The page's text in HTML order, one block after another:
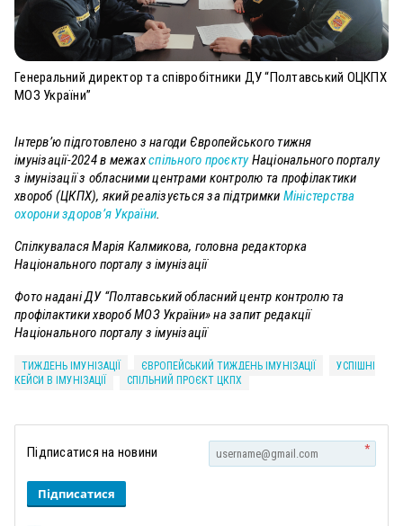
Генеральний директор та співробітники ДУ “Полтавський ОЦКПХ
МОЗ України”
Інтерв’ю підготовлено з нагоди Європейського тижня
імунізації-2024 в межахспільного проєктуНаціонального порталу
з імунізації з обласними центрами контролю та профілактики
хвороб (ЦКПХ), який реалізується за підтримки Міністерства
охорони здоров’я України.
Спілкувалася Марія Калмикова, головна редакторка
Національного порталу з імунізації
Фото надані ДУ “Полтавський обласний центр контролю та
профілактики хвороб МОЗ України» на запит редакції
Національного порталу з імунізації
ТИЖДЕНЬ ІМУНІЗАЦІЇ ЄВРОПЕЙСЬКИЙ ТИЖДЕНЬ ІМУНІЗАЦІЇ
УСПІШНІ
КЕЙСИ В ІМУНІЗАЦІЇ
CПІЛЬНИЙ ПРОЄКТ ЦКПХ
Підписатися на новини *
Підписатися